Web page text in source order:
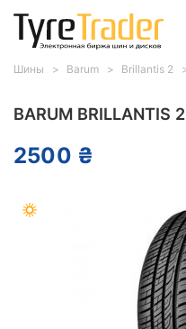
BARUM BRILLANTIS
2500 ₴
Шины Barum Brillantis 2